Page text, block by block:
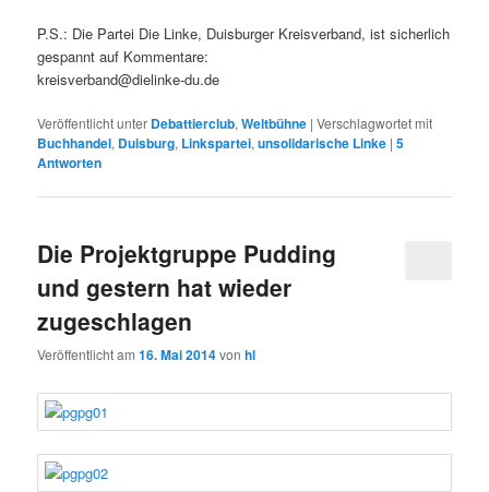
P.S.: Die Partei Die Linke, Duisburger Kreisverband, ist sicherlich
gespannt auf Kommentare:
kreisverband@dielinke-du.de
Veröffentlicht unter Debattierclub,Weltbühne |Verschlagwortet mit
Buchhandel, Duisburg, Linkspartei,unsolidarische Linke |5
Antworten
Die Projektgruppe Pudding
und gestern hat wieder
zugeschlagen
Veröffentlicht am16. Mai 2014vonhl